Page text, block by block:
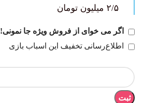
۲/۵ میلیون تومان
اگر می خوای از فروش ویژه جا نمونی!
اطلاع‌رسانی تخفیف این اسباب بازی
ثبت